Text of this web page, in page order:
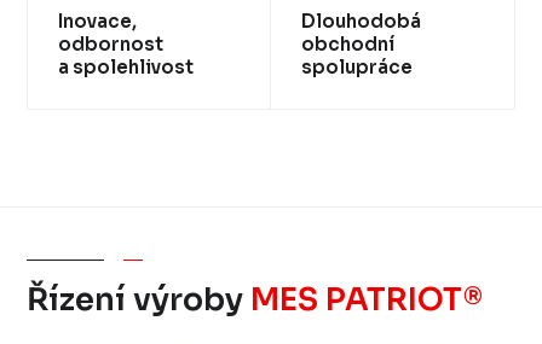
Inovace,
odbornost
a spolehlivost
Dlouhodobá
obchodní
spolupráce
Řízení výroby MES PATRIOT®